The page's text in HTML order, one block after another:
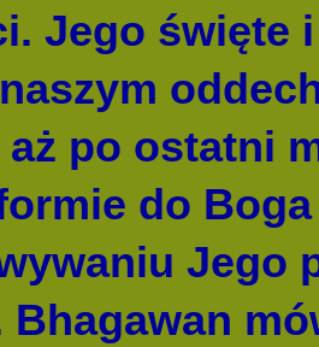
Jego święte
aż po ostatni
do
Jego
Bhagawan